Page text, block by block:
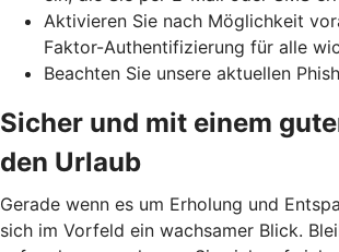
Aktivieren Sie nach Möglichkeit
Faktor-Authentifizierung für alle
Beachten Sie unsere aktuellen
Sicher und mit einem
den Urlaub
Gerade wenn es um Erholung und
sich im Vorfeld ein wachsamer Blick.